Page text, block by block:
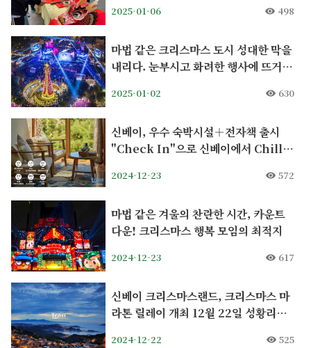
2025-01-06 498
마법 같은 크리스마스 도시 성대한 막을
내리다. 눈부시고 화려한 행사에 뜨거운
2025-01-02 630
신베이, 우수 숙박시설＋전자책 출시
"Check In"으로 신베이에서 Chill
2024-12-23 572
마법 같은 겨울의 찬란한 시간, 카운트
다운! 크리스마스 행복 모임의 최적지
2024-12-23 617
신베이 크리스마스랜드, 크리스마스 마
라톤 릴레이 개최 12월 22일 성황리에
2024-12-22 525